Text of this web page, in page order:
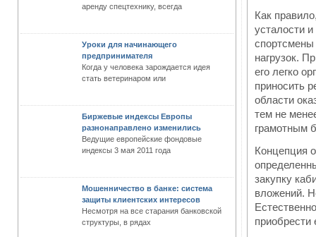
аренду спецтехнику, всегда
Уроки для начинающего
предпринимателя
Когда у человека зарождается идея
стать ветеринаром или
Биржевые индексы Европы
разнонаправлено изменились
Ведущие европейские фондовые
индексы 3 мая 2011 года
Мошенничество в банке: система
защиты клиентских интересов
Несмотря на все старания банковской
структуры, в рядах
Как
усталости
спортсмены
нагрузок.
его легко
приносить
области
тем не
грамотным
Концепция
закупку
вложений.
приобрести